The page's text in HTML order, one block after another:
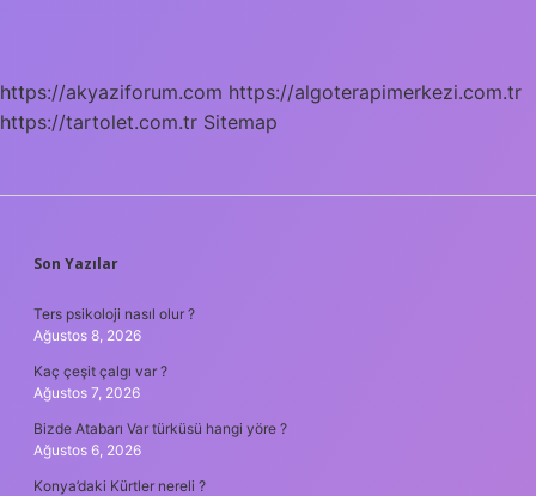
https://akyaziforum.com https://algoterapimerkezi.com.tr
https://tartolet.com.tr Sitemap
SIDEBAR
Son Yazılar
Ters psikoloji nasıl olur ?
Ağustos 8, 2026
Kaç çeşit çalgı var ?
Ağustos 7, 2026
Bizde Atabarı Var türküsü hangi yöre ?
Ağustos 6, 2026
Konya’daki Kürtler nereli ?